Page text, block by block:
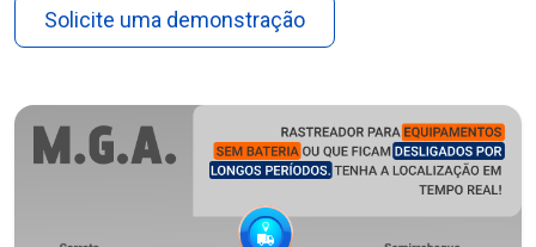
Solicite uma demonstração